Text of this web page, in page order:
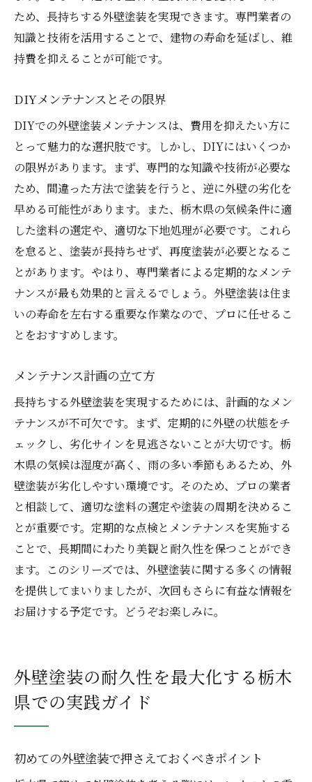
ため、長持ちする外壁塗装を実現できます。専門業者の
知識と技術を活用することで、建物の寿命を延ばし、維
持費を抑えることが可能です。
DIYメンテナンスとその限界
DIYでの外壁塗装メンテナンスは、費用を抑えたい方に
とって魅力的な選択肢です。しかし、DIYにはいくつか
の限界があります。まず、専門的な知識や技術が必要な
ため、間違った方法で塗装を行うと、逆に外壁の劣化を
早める可能性があります。また、栃木県の気候条件に適
した塗料の選定や、適切な下地処理が必要です。これら
を怠ると、塗装が長持ちせず、再度塗装が必要となるこ
とがあります。やはり、専門業者による定期的なメンテ
ナンスが最も効果的と言えるでしょう。外壁塗装は住ま
いの寿命を左右する重要な作業なので、プロに任せるこ
とをおすすめします。
メンテナンス計画の立て方
長持ちする外壁塗装を実現するためには、計画的なメン
テナンスが不可欠です。まず、定期的に外壁の状態をチ
ェックし、劣化サインを見逃さないことが大切です。栃
木県の気候は湿度が高く、雨の多い季節もあるため、外
壁塗装が劣化しやすい環境です。そのため、プロの業者
と相談して、適切な塗料の選定や塗装の周期を決めるこ
とが重要です。定期的な点検とメンテナンスを実施する
ことで、長期間にわたり美観と耐久性を保つことができ
ます。このシリーズでは、外壁塗装に関する多くの情報
を提供してまいりましたが、次回もさらに有益な情報を
お届けする予定です。どうぞお楽しみに。
外壁塗装の耐久性を最大化する栃木
県での実践ガイド
初めての外壁塗装で押さえておくべきポイント